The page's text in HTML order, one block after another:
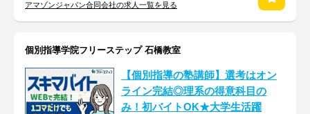
アマゾンジャパン合同会社の求人一覧を見る
個別指導学院フリーステップ 石橋教室
【個別指導の塾講師】選考はオン
ライン完結◎理系の得意科目の
み！初バイトOK★大学生活躍